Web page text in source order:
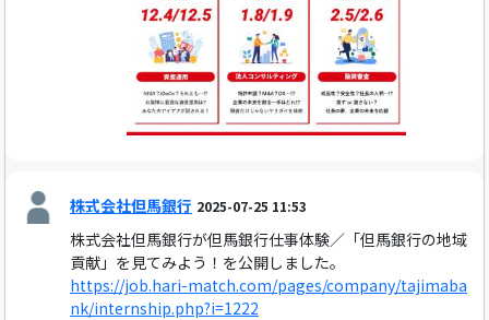
株式会社但馬銀行 2025-07-25 11:53
株式会社但馬銀行が但馬銀行仕事体験／「但馬銀行の地域
貢献」を見てみよう！を公開しました。
https://job.hari-match.com/pages/company/tajimaba
nk/internship.php?i=1222